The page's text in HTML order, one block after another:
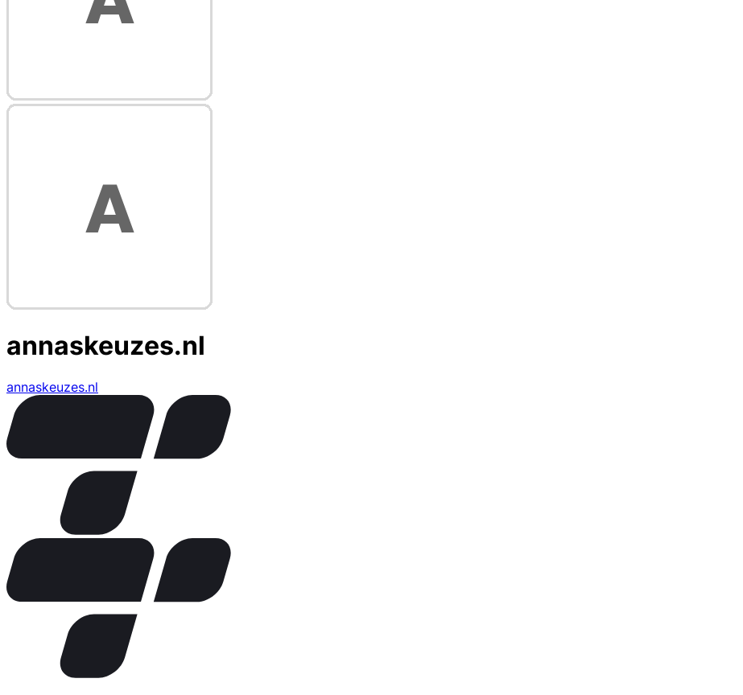
annaskeuzes.nl
annaskeuzes.nl